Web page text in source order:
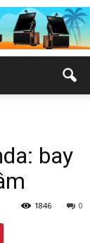
bay
0
1846